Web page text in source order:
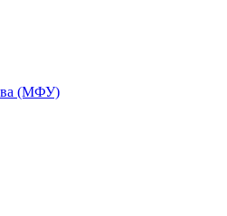
(МФУ)